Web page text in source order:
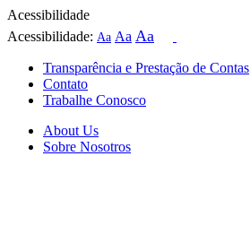
Acessibilidade
Acessibilidade: Aa Aa Aa
Transparência e Prestação de Contas
Contato
Trabalhe Conosco
About Us
Sobre Nosotros